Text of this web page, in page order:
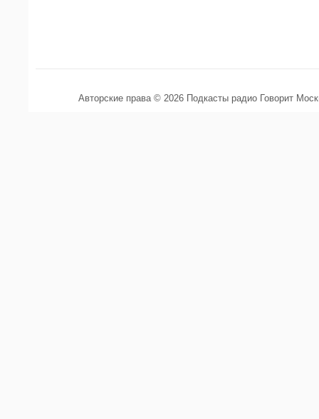
Авторские права © 2026 Подкасты радио Говорит